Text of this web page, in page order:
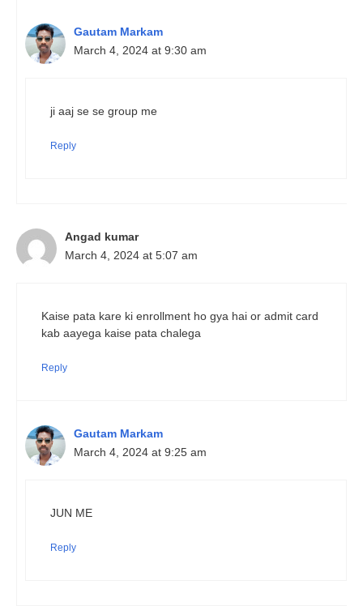
Gautam Markam
March 4, 2024 at 9:30 am
ji aaj se se group me
Reply
Angad kumar
March 4, 2024 at 5:07 am
Kaise pata kare ki enrollment ho gya hai or admit card
kab aayega kaise pata chalega
Reply
Gautam Markam
March 4, 2024 at 9:25 am
JUN ME
Reply